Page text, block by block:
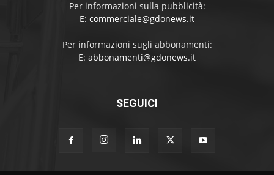
Per informazioni sulla pubblicità:
E: commerciale@gdonews.it
Per informazioni sugli abbonamenti:
E: abbonamenti@gdonews.it
SEGUICI